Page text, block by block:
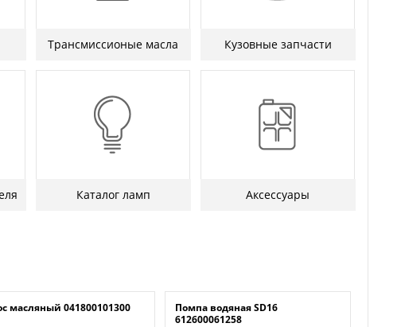
Трансмиссионые масла Кузовные запчасти
Каталог ламп Аксессуары
масляный 041800101300
Помпа водяная SD16
612600061258